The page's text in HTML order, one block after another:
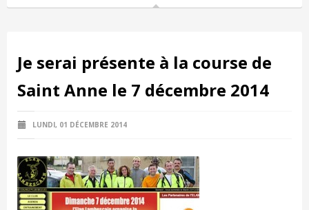
Je serai présente à la course de
Saint Anne le 7 décembre 2014
LUNDI, 01 DÉCEMBRE 2014